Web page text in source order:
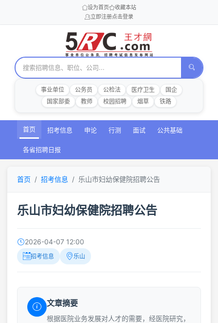
设为首页
收藏本站
立即注册点击登录
事业单位 公务员 公检法 医疗卫生
国企
国家部委
教师 校园招聘 烟草 铁路
首页 招考信息 申论 行测 面试 公共基础
各省招聘日报
首页 招考信息 乐山市妇幼保健院招聘公告
乐山市妇幼保健院招聘公告
2026-04-07 12:00
招考信息 乐山
文章摘要
根据医院业务发展对人才的需要，经医院研究，